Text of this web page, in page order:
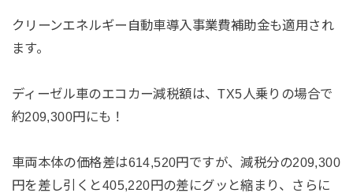
クリーンエネルギー自動車導入事業費補助金も適用され
ます。
ディーゼル車のエコカー減税額は、TX5人乗りの場合で
約209,300円にも！
車両本体の価格差は614,520円ですが、減税分の209,300
円を差し引くと405,220円の差にグッと縮まり、さらに